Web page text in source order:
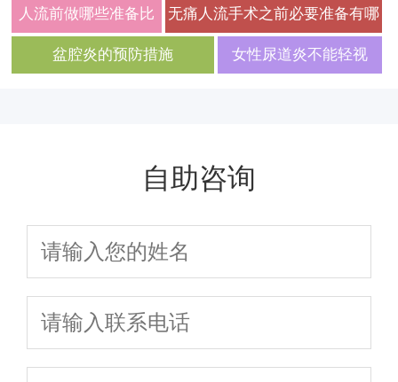
查项目有哪些
人流前做哪些准备比
较合适
无痛人流手术之前必要准备有哪
些
盆腔炎的预防措施 女性尿道炎不能轻视
自助咨询